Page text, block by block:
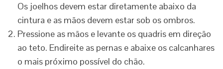
Os joelhos devem estar diretamente abaixo da
cintura e as mãos devem estar sob os ombros.
Pressione as mãos e levante os quadris em direção
ao teto. Endireite as pernas e abaixe os calcanhares
o mais próximo possível do chão.